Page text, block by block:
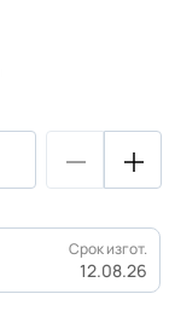
Срок изгот.
12.08.26